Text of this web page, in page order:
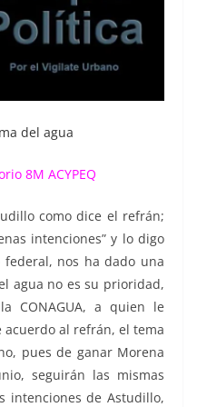
del agua
8M ACYPEQ
como dice el refrán;
intenciones” y lo digo
nos ha dado una
agua no es su prioridad,
CONAGUA, a quien le
al refrán, el tema
pues de ganar Morena
seguirán las mismas
intenciones de Astudillo,